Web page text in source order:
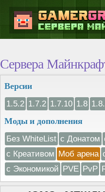
Сервера
Версии
1.5.2 1.7.2 1.7.10 1.8
Моды и дополнения
Без WhiteList с Донатом
с Креативом Моб арена
с Экономикой PVE PvP